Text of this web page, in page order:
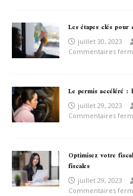
Les étapes clés
juillet 30, 2023
Commentaires
Le permis accéléré :
juillet 29, 2023
Commentaires
Optimisez votre
fiscales
juillet 29, 2023
Commentaires